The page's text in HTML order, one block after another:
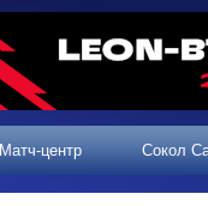
Матч-центр Сокол